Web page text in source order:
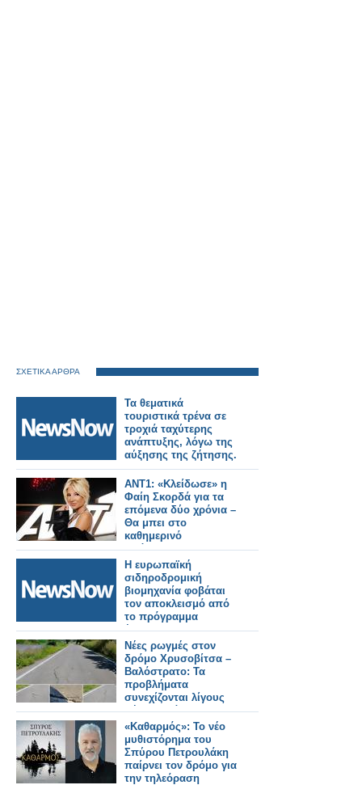
ΣΧΕΤΙΚΑ ΑΡΘΡΑ
Τα θεματικά
τουριστικά τρένα σε
τροχιά ταχύτερης
ανάπτυξης, λόγω της
αύξησης της ζήτησης.
ANT1: «Κλείδωσε» η
Φαίη Σκορδά για τα
επόμενα δύο χρόνια –
Θα μπει στο
καθημερινό
πρόγραμμα;
Η ευρωπαϊκή
σιδηροδρομική
βιομηχανία φοβάται
τον αποκλεισμό από
το πρόγραμμα
έρευνας και
ανάπτυξης της ΕΕ
2028-34.
Νέες ρωγμές στον
δρόμο Χρυσοβίτσα –
Βαλόστρατο: Τα
προβλήματα
συνεχίζονται λίγους
μήνες μετά την
ασφαλτόστρωση
«Καθαρμός»: Το νέο
μυθιστόρημα του
Σπύρου Πετρουλάκη
παίρνει τον δρόμο για
την τηλεόραση